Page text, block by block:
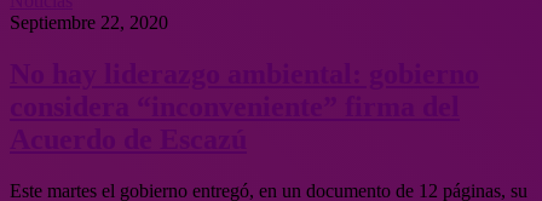
Septiembre 22, 2020
Este martes el gobierno entregó, en un documento de 12 páginas, su